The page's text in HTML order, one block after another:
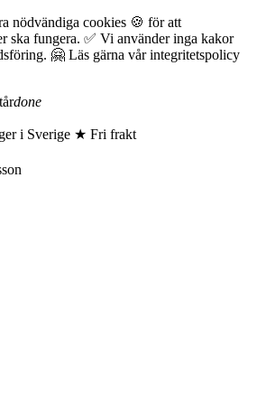
nödvändiga cookies 🍪 för att
ska fungera. ✅ Vi använder inga kakor
🤗 Läs gärna vår integritetspolicy
done
i Sverige ★ Fri frakt